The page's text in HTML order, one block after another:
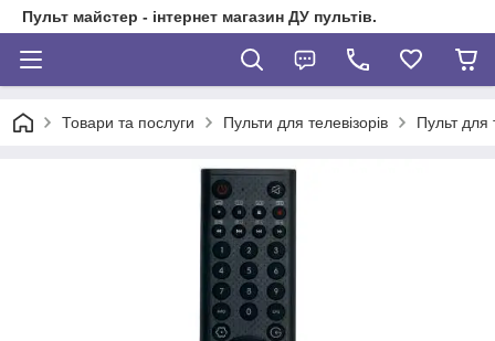
Пульт майстер - інтернет магазин ДУ пультів.
Товари та послуги Пульти для телевізорів Пульт для